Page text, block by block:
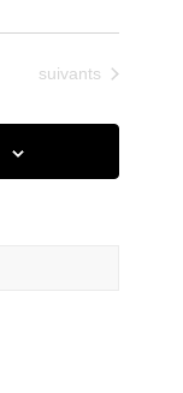
Évènements
suivants